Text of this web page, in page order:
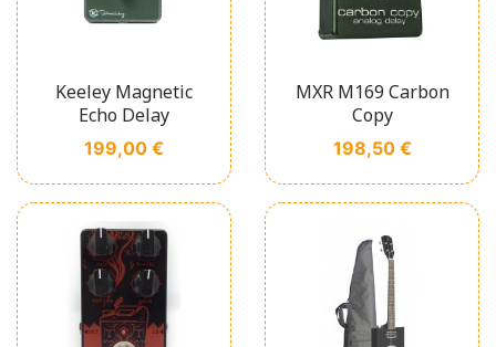
Keeley Magnetic
Echo Delay
Prix
199,00 €
MXR M169 Carbon
Copy
Prix
198,50 €